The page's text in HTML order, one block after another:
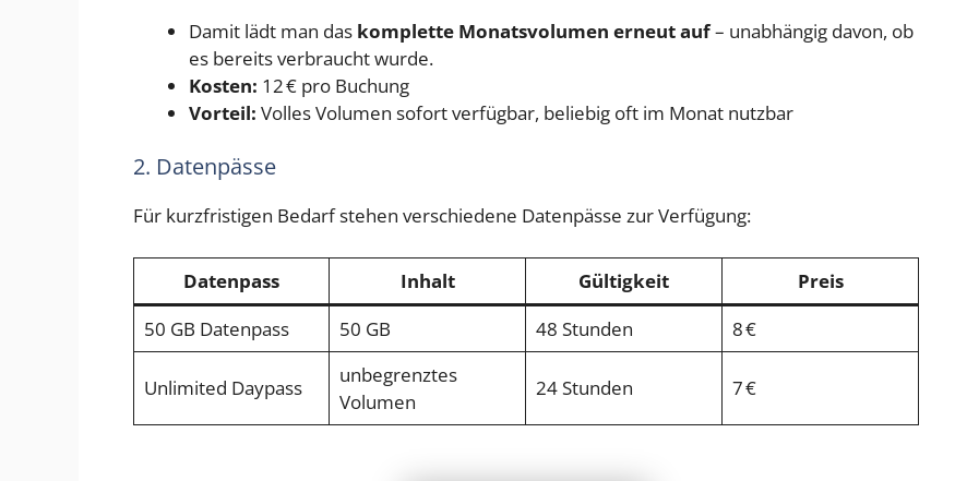
Damit lädt man das komplette Monatsvolumen erneut auf– unabhängig davon, ob
es bereits verbraucht wurde.
Kosten: 12 € pro Buchung
Vorteil: Volles Volumen sofort verfügbar, beliebig oft im Monat nutzbar
2. Datenpässe
Für kurzfristigen Bedarf stehen verschiedene Datenpässe zur Verfügung:
Datenpass Inhalt Gültigkeit
Preis
50 GB Datenpass
50 GB 48 Stunden 8 €
Unlimited Daypass
unbegrenztes
Volumen
24 Stunden 7 €